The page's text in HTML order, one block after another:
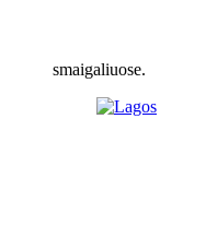
smaigaliuose.